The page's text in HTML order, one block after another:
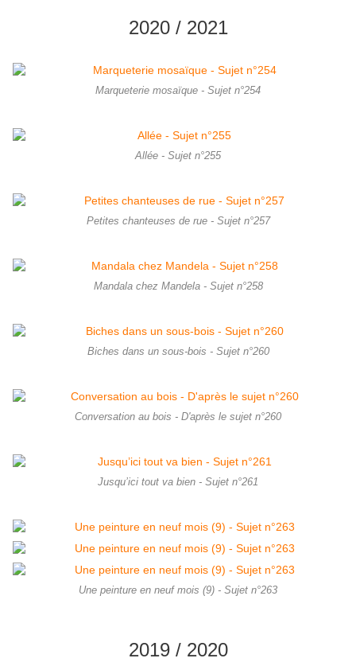
2020 / 2021
Marqueterie mosaïque - Sujet n°254
Allée - Sujet n°255
Petites chanteuses de rue - Sujet n°257
Mandala chez Mandela - Sujet n°258
Biches dans un sous-bois - Sujet n°260
Conversation au bois - D'après le sujet n°260
Jusqu’ici tout va bien - Sujet n°261
Une peinture en neuf mois (9) - Sujet n°263
2019 / 2020